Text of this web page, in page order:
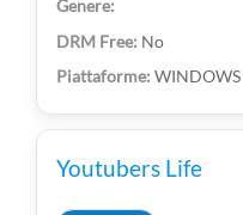
No
WINDOWS
Youtubers Life